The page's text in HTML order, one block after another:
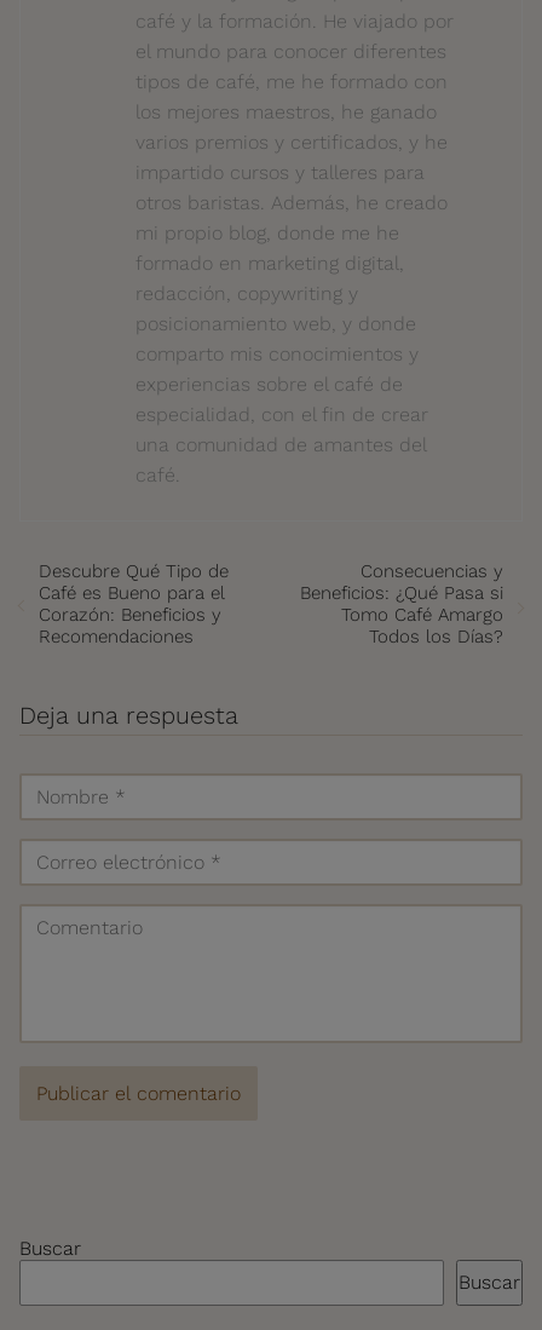
café y la formación. He viajado por
el mundo para conocer diferentes
tipos de café, me he formado con
los mejores maestros, he ganado
varios premios y certificados, y he
impartido cursos y talleres para
otros baristas. Además, he creado
mi propio blog, donde me he
formado en marketing digital,
redacción, copywriting y
posicionamiento web, y donde
comparto mis conocimientos y
experiencias sobre el café de
especialidad, con el fin de crear
una comunidad de amantes del
café.
Descubre Qué Tipo de
Café es Bueno para el
Corazón: Beneficios y
Recomendaciones
Consecuencias y
Beneficios: ¿Qué Pasa si
Tomo Café Amargo
Todos los Días?
Deja una respuesta
Buscar
Buscar